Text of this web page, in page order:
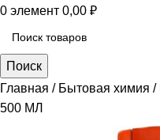
0 элемент 0,00 ₽
Поиск
Главная
Бытовая химия
500 МЛ